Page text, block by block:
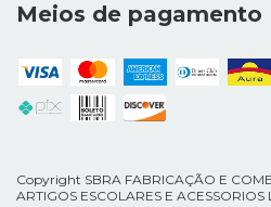
Meios de pagamento
Copyright SBRA FABRICAÇÃO E
ARTIGOS ESCOLARES E